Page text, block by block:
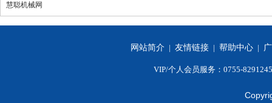
慧聪机械网
网站简介 | 友情链接 | 帮助中心 |
VIP/个人会员服务：0755-